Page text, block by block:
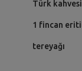
Türk
1 fincan
tereyağı